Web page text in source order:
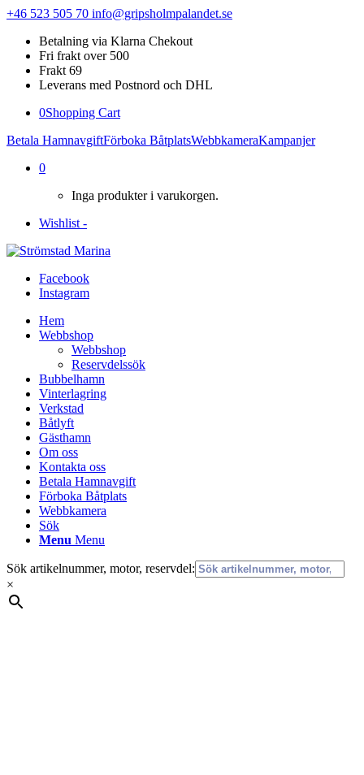
+46 523 505 70 info@gripsholmpalandet.se
Betalning via Klarna Chekout
Fri frakt over 500
Frakt 69
Leverans med Postnord och DHL
0Shopping Cart
Betala HamnavgiftFörboka BåtplatsWebbkameraKampanjer
0
Inga produkter i varukorgen.
Wishlist -
Facebook
Instagram
Hem
Webbshop
Webbshop
Reservdelssök
Bubbelhamn
Vinterlagring
Verkstad
Båtlyft
Gästhamn
Om oss
Kontakta oss
Betala Hamnavgift
Förboka Båtplats
Webbkamera
Sök
Menu Menu
Sök artikelnummer, motor, reservdel:
×